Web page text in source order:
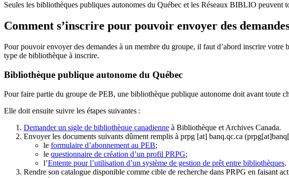
Seules les bibliothèques publiques autonomes du Québec et les Réseaux BIBLIO
Comment s’inscrire pour pouvoir envoyer des
Pour pouvoir envoyer des demandes à un membre du groupe, il faut d’abord inscrire
type de bibliothèque à inscrire.
Bibliothèque publique autonome du Québec
Pour faire partie du groupe de PEB, une bibliothèque publique autonome doit avant toute
Elle doit ensuite suivre les étapes suivantes :
Demander un sigle de bibliothèque canadienne à Bibliothèque et Archives Canada.
Envoyer les documents suivants dûment remplis à prpg [at] banq.qc.ca
le formulaire d’abonnement au PEB;
le questionnaire de création d’un profil PRPG;
l’Entente pour l’utilisation d’un système de gestion de prêt entre bibliothèques.
Rendre son catalogue disponible comme cible de recherche dans PRPG en faisant